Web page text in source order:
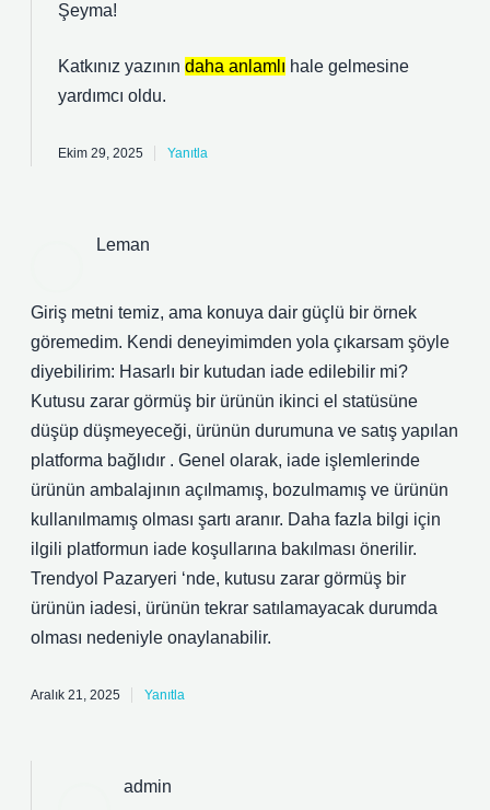
Şeyma!
Katkınız yazının daha anlamlı hale gelmesine
yardımcı oldu.
Ekim 29, 2025 Yanıtla
Leman
Giriş metni temiz, ama konuya dair güçlü bir örnek
göremedim. Kendi deneyimimden yola çıkarsam şöyle
diyebilirim: Hasarlı bir kutudan iade edilebilir mi?
Kutusu zarar görmüş bir ürünün ikinci el statüsüne
düşüp düşmeyeceği, ürünün durumuna ve satış yapılan
platforma bağlıdır . Genel olarak, iade işlemlerinde
ürünün ambalajının açılmamış, bozulmamış ve ürünün
kullanılmamış olması şartı aranır. Daha fazla bilgi için
ilgili platformun iade koşullarına bakılması önerilir.
Trendyol Pazaryeri ‘nde, kutusu zarar görmüş bir
ürünün iadesi, ürünün tekrar satılamayacak durumda
olması nedeniyle onaylanabilir.
Aralık 21, 2025 Yanıtla
admin